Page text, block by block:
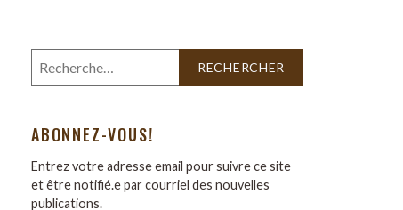
ABONNEZ-VOUS!
Entrez votre adresse email pour suivre ce site
et être notifié.e par courriel des nouvelles
publications.